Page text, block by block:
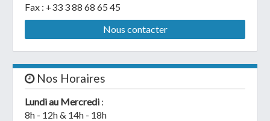
Fax : +33 3 88 68 65 45
Nous contacter
Nos Horaires
Lundi au Mercredi :
8h - 12h & 14h - 18h